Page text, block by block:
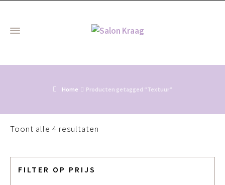
Home Producten getagged “Textuur”
Toont alle 4 resultaten
FILTER OP PRIJS